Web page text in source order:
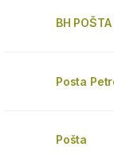
BH POŠTA
Posta
Pošta